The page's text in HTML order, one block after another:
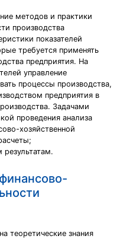
методов и практики
производства
показателей
требуется применять
предприятия. На
управление
процессы производства,
предприятия в
Задачами
проведения анализа
хозяйственной
теоретические знания